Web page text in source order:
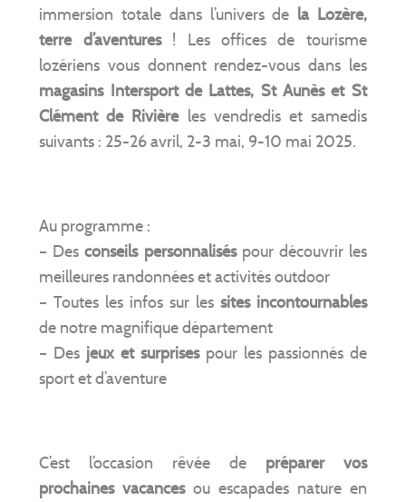
immersion totale dans l’univers de la Lozère,
terre d’aventures! Les offices de tourisme
lozériens vous donnent rendez-vous dans les
magasins Intersport de Lattes, St Aunès et St
Clément de Rivièreles vendredis et samedis
suivants : 25-26 avril, 2-3 mai, 9-10 mai 2025.
Au programme :
– Des conseils personnaliséspour découvrir les
meilleures randonnées et activités outdoor
– Toutes les infos sur lessites incontournables
de notre magnifique département
– Des jeux et surprisespour les passionnés de
sport et d’aventure
C’est l’occasion rêvée depréparer vos
prochaines vacancesou escapades nature en